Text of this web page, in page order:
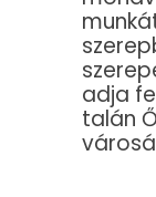
adja
talán